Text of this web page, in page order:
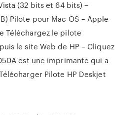
(32 bits et 64 bits) –
Pilote pour Mac OS – Apple
Téléchargez le pilote
le site Web de HP – Cliquez
est une imprimante qui a
Pilote HP Deskjet